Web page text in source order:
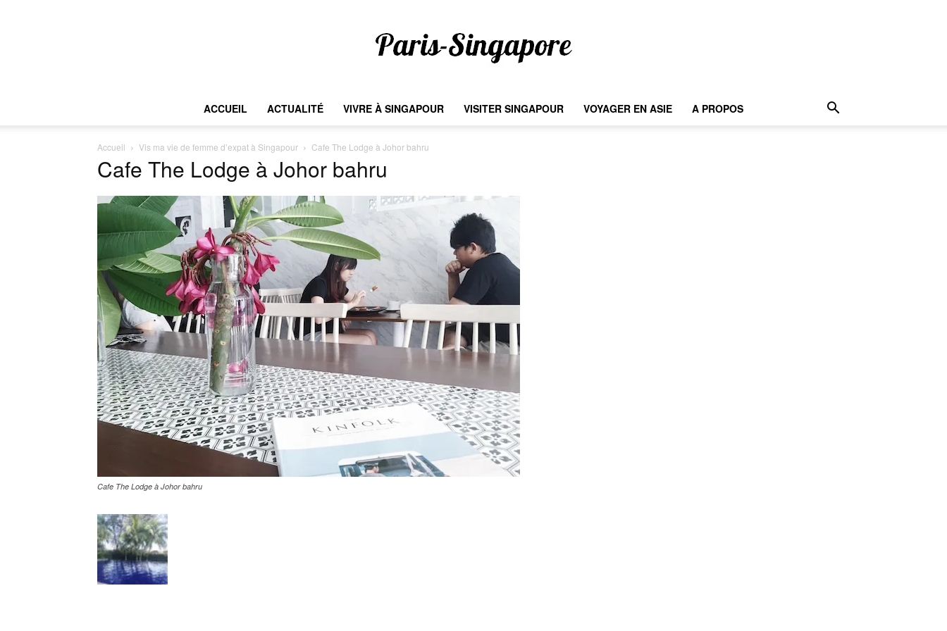
Paris-
ACCUEIL ACTUALITÉ VIVRE À SINGAPOUR VISITER SINGAPOUR VOYAGER EN ASIE A PROPOS
Accueil Vis ma vie de femme d’expat à Singapour Cafe The Lodge à Johor bahru
Cafe The Lodge à Johor bahru
Cafe The Lodge à Johor bahru